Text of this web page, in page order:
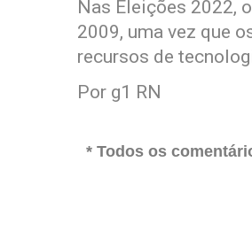
Nas Eleições 2022,
2009, uma vez que
recursos de
Por g1 RN
* Todos os